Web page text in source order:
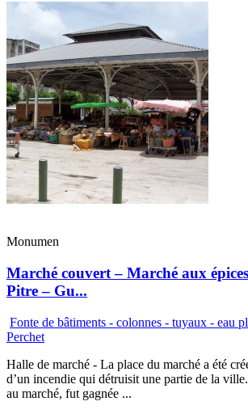
Monumen
Marché couvert – Marché aux
Pitre – Gu...
Fonte de bâtiments - colonnes - tuyaux - eau
Perchet
Halle de marché - La place du marché a été
d’un incendie qui détruisit une partie de la
au marché, fut gagnée ...